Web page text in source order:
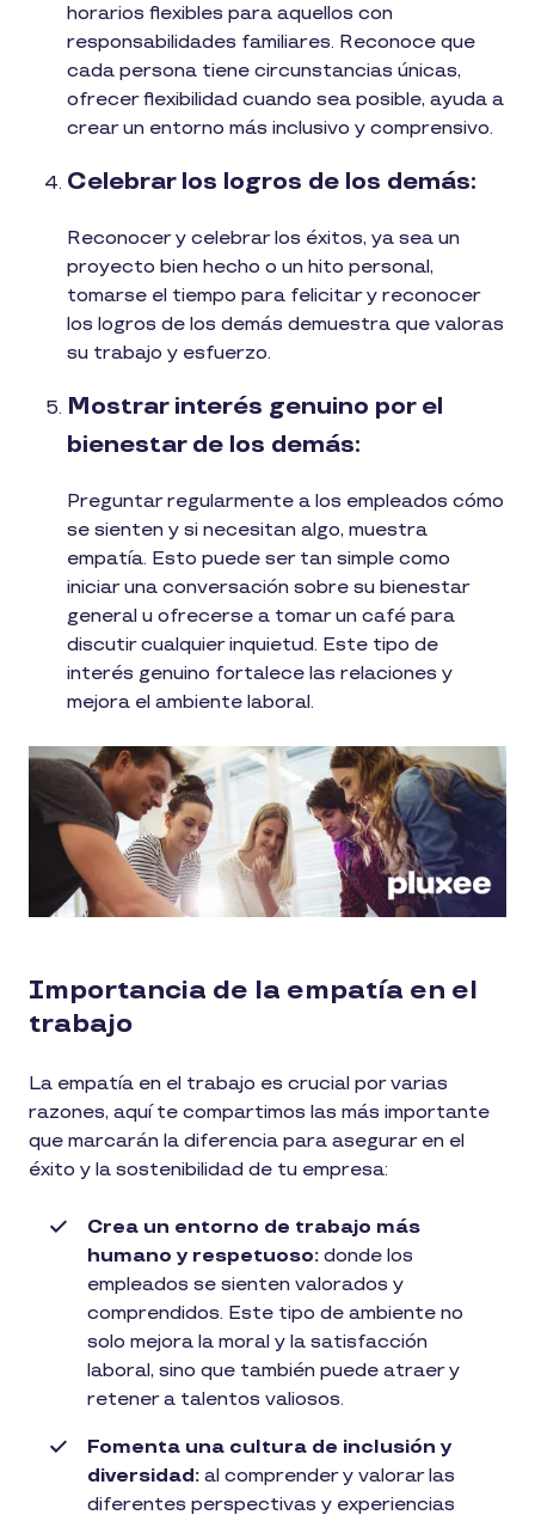
horarios flexibles para aquellos con
responsabilidades familiares. Reconoce que
cada persona tiene circunstancias únicas,
ofrecer flexibilidad cuando sea posible, ayuda a
crear un entorno más inclusivo y comprensivo.
Celebrar los logros de los demás:
Reconocer y celebrar los éxitos, ya sea un
proyecto bien hecho o un hito personal,
tomarse el tiempo para felicitar y reconocer
los logros de los demás demuestra que valoras
su trabajo y esfuerzo.
Mostrar interés genuino por el
bienestar de los demás:
Preguntar regularmente a los empleados cómo
se sienten y si necesitan algo, muestra
empatía. Esto puede ser tan simple como
iniciar una conversación sobre su bienestar
general u ofrecerse a tomar un café para
discutir cualquier inquietud. Este tipo de
interés genuino fortalece las relaciones y
mejora el ambiente laboral.
Importancia de la empatía en el
trabajo
La empatía en el trabajo es crucial por varias
razones, aquí te compartimos las más importante
que marcarán la diferencia para asegurar en el
éxito y la sostenibilidad de tu empresa:
Crea un entorno de trabajo más
humano y respetuoso: donde los
empleados se sienten valorados y
comprendidos. Este tipo de ambiente no
solo mejora la moral y la satisfacción
laboral, sino que también puede atraer y
retener a talentos valiosos.
Fomenta una cultura de inclusión y
diversidad: al comprender y valorar las
diferentes perspectivas y experiencias